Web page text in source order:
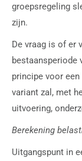
groepsregeling
zijn.
De vraag is of er
bestaansperiode
principe voor
variant zal, met
uitvoering,
Berekening
Uitgangspunt in